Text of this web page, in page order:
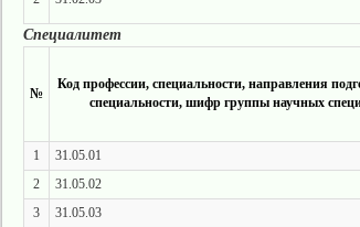
Специалитет
№
Код профессии, специальности, направления
специальности, шифр группы научных
1
31.05.01
2
31.05.02
3
31.05.03